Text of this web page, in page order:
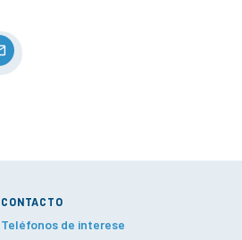
CONTACTO
Teléfonos de interese